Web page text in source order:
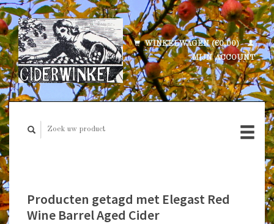
WINKELWAGEN (€0,00)
MIJN ACCOUNT
Producten getagd met Elegast Red
Wine Barrel Aged Cider